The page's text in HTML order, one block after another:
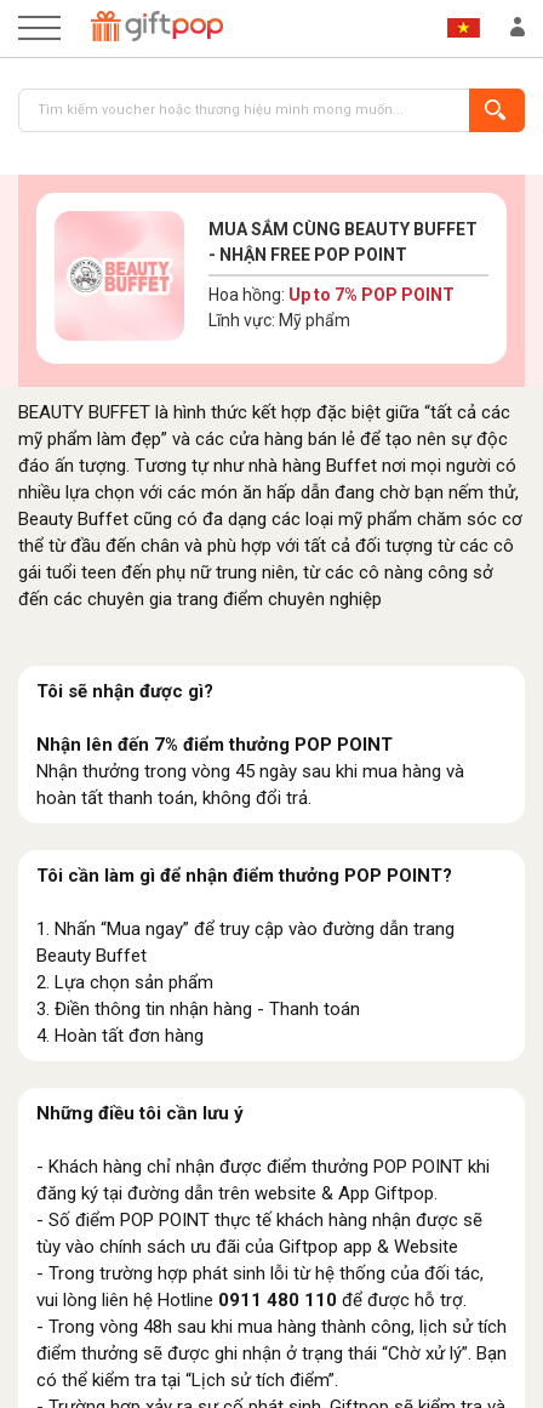
ĐĂNG NHẬP
MUA SẮM CÙNG BEAUTY BUFFET
- NHẬN FREE POP POINT
Hoa hồng: Up to 7% POP POINT
Lĩnh vực: Mỹ phẩm
BEAUTY BUFFET là hình thức kết hợp đặc biệt giữa “tất cả các
mỹ phẩm làm đẹp” và các cửa hàng bán lẻ để tạo nên sự độc
đáo ấn tượng. Tương tự như nhà hàng Buffet nơi mọi người có
nhiều lựa chọn với các món ăn hấp dẫn đang chờ bạn nếm thử,
Beauty Buffet cũng có đa dạng các loại mỹ phẩm chăm sóc cơ
thể từ đầu đến chân và phù hợp với tất cả đối tượng từ các cô
gái tuổi teen đến phụ nữ trung niên, từ các cô nàng công sở
đến các chuyên gia trang điểm chuyên nghiệp
Tôi sẽ nhận được gì?
Nhận lên đến 7% điểm thưởng POP POINT
Nhận thưởng trong vòng 45 ngày sau khi mua hàng và
hoàn tất thanh toán, không đổi trả.
Tôi cần làm gì để nhận điểm thưởng POP POINT?
1. Nhấn “Mua ngay” để truy cập vào đường dẫn trang
Beauty Buffet
2. Lựa chọn sản phẩm
3. Điền thông tin nhận hàng - Thanh toán
4. Hoàn tất đơn hàng
Những điều tôi cần lưu ý
- Khách hàng chỉ nhận được điểm thưởng POP POINT khi
đăng ký tại đường dẫn trên website & App Giftpop.
- Số điểm POP POINT thực tế khách hàng nhận được sẽ
tùy vào chính sách ưu đãi của Giftpop app & Website
- Trong trường hợp phát sinh lỗi từ hệ thống của đối tác,
vui lòng liên hệ Hotline 0911 480 110 để được hỗ trợ.
- Trong vòng 48h sau khi mua hàng thành công, lịch sử tích
điểm thưởng sẽ được ghi nhận ở trạng thái “Chờ xử lý”. Bạn
có thể kiểm tra tại “Lịch sử tích điểm”.